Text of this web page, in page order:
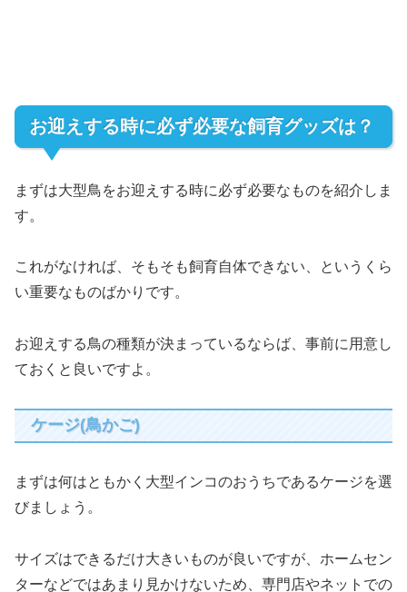
お迎えする時に必ず必要な飼育グッズは？
まずは大型鳥をお迎えする時に必ず必要なものを紹介しま
す。
これがなければ、そもそも飼育自体できない、というくら
い重要なものばかりです。
お迎えする鳥の種類が決まっているならば、事前に用意し
ておくと良いですよ。
ケージ(鳥かご)
まずは何はともかく大型インコのおうちであるケージを選
びましょう。
サイズはできるだけ大きいものが良いですが、ホームセン
ターなどではあまり見かけないため、専門店やネットでの